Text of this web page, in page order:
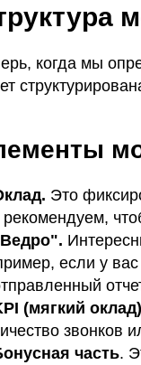
когда мы
Это
если у
(мягкий
звонков
часть.